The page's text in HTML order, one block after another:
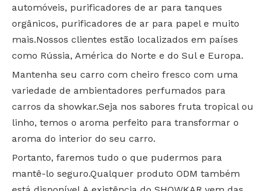
automóveis, purificadores de ar para tanques
orgânicos, purificadores de ar para papel e muito
mais.Nossos clientes estão localizados em países
como Rússia, América do Norte e do Sul e Europa.
Mantenha seu carro com cheiro fresco com uma
variedade de ambientadores perfumados para
carros da showkar.Seja nos sabores fruta tropical ou
linho, temos o aroma perfeito para transformar o
aroma do interior do seu carro.
Portanto, faremos tudo o que pudermos para
mantê-lo seguro.Qualquer produto ODM também